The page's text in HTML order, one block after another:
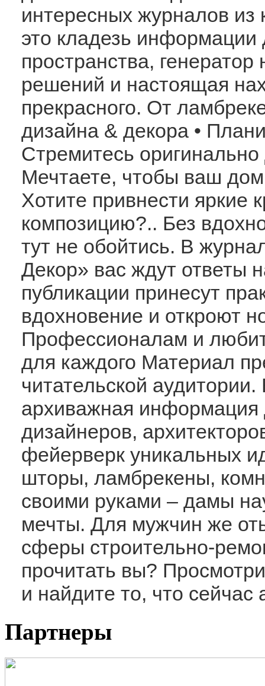
интересных журналов из
это кладезь информации
пространства,
решений и настоящая
прекрасного. От
дизайна & декора •
Стремитесь оригинально
Мечтаете, чтобы ваш
Хотите привнести яркие
композицию?.. Без
тут не обойтись. В
Декор» вас ждут ответы
публикации принесут
вдохновение и откроют
Профессионалам и
для каждого Материал
читательской
архиважная информация
дизайнеров,
фейерверк уникальных
шторы, ламбрекены,
своими руками – дамы
мечты. Для мужчин же
сферы строительно-
прочитать вы?
и найдите то, что сейчас
Партнеры